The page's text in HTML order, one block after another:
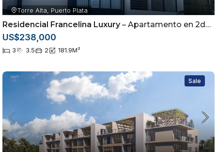
Torre Alta, Puerto Plata
Residencial Francelina Luxury– Apartamento en 2do nivel ubicado en Urbanización, Torre Alta, Puerto Plata
US$238,000
3 3.5 2 181.9M²
Sale